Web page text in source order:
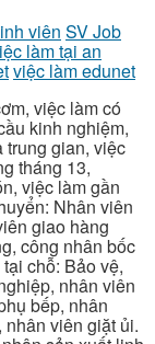
viên SV Job
làm tại an
việc làm edunet
việc làm có
kinh nghiệm,
trung gian, việc
tháng 13,
việc làm gần
Nhân viên
giao hàng
công nhân bốc
chỗ: Bảo vệ,
nhân viên
bếp, nhân
viên giặt ủi.